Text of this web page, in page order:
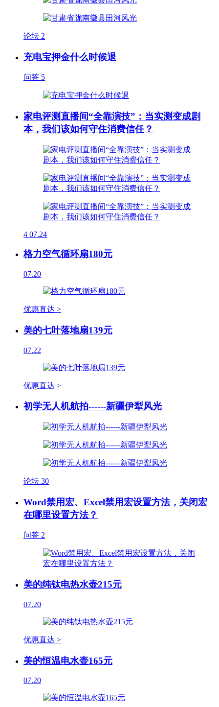
论坛 2
充电宝押金什么时候退
问答 5
家电评测直播间“全靠演技”：当实测变成剧
本，我们该如何守住消费信任？
4 07.24
格力空气循环扇180元
07.20
优惠直达 >
美的七叶落地扇139元
07.22
优惠直达 >
初学无人机航拍------新疆伊犁风光
论坛 30
Word禁用宏、Excel禁用宏设置方法，关闭宏
在哪里设置方法？
问答 2
美的纯钛电热水壶215元
07.20
优惠直达 >
美的恒温电水壶165元
07.20